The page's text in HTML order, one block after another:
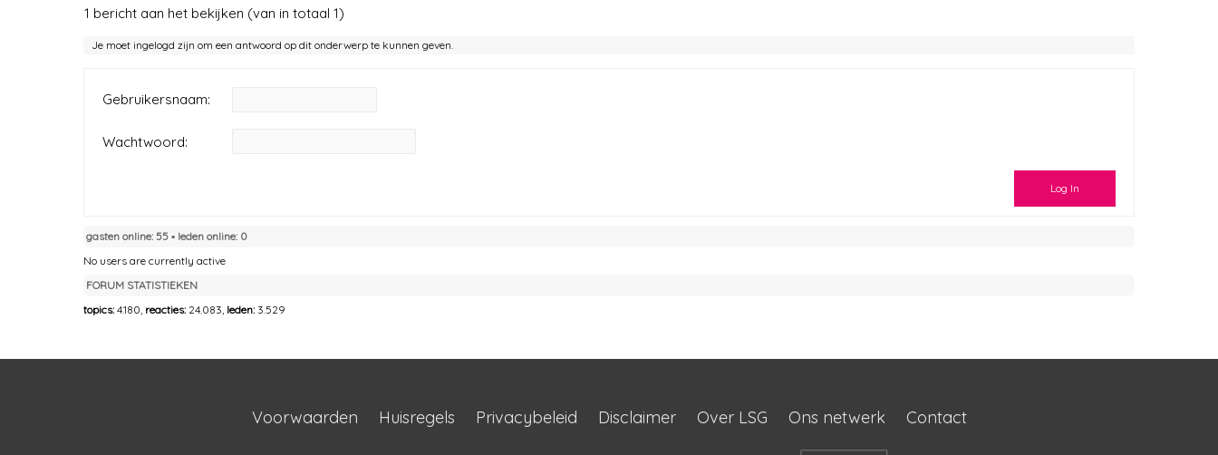
1 bericht aan het bekijken (van in totaal 1)
Je moet ingelogd zijn om een antwoord op dit onderwerp te kunnen geven.
Gebruikersnaam:
Wachtwoord:
Log In
gasten online: 55 ▪︎ leden online: 0
No users are currently active
FORUM STATISTIEKEN
topics: 4.180, reacties: 24.083, leden: 3.529
Voorwaarden Huisregels Privacybeleid Disclaimer Over LSG Ons netwerk Contact